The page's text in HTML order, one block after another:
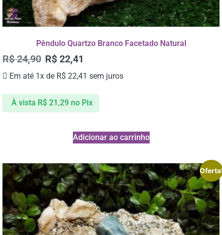
Pêndulo Quartzo Branco Facetado Natural
R$24,90 R$ 22,41
Em até 1x de R$ 22,41 sem juros
À vista R$21,29 no Pix
Adicionar ao carrinho